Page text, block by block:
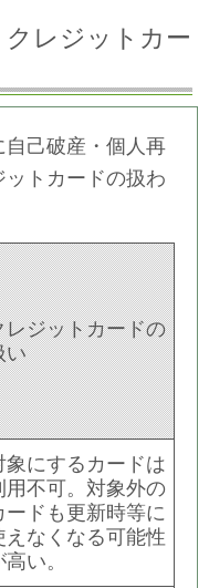
レジットカー
己破産・個人再
トカードの扱わ
レジットカードの
い
象にするカードは
用不可。対象外の
ードも更新時等に
えなくなる可能性
高い。